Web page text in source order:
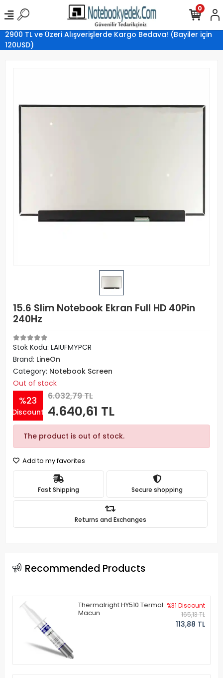
2900 TL ve Üzeri Alışverişlerde Kargo Bedava! (Bayiler için
120USD)
0
15.6 Slim Notebook Ekran Full HD 40Pin
240Hz
Stok Kodu: LAIUFMYPCR
Brand: LineOn
Category: Notebook Screen
Out of stock
%23
Discount
6.032,79 TL
4.640,61 TL
The product is out of stock.
Add to my favorites
Fast Shipping Secure shopping
Returns and Exchanges
Recommended Products
Thermalright HY510 Termal
Macun
%31 Discount
165,13 TL
113,88 TL